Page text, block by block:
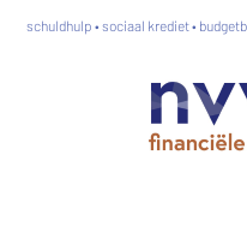
schuldhulp • sociaal krediet •